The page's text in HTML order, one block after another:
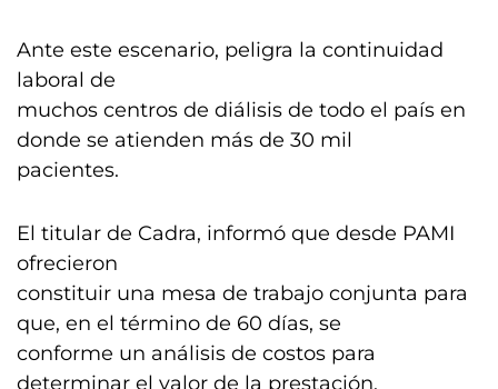
Ante este escenario, peligra la continuidad
laboral de
muchos centros de diálisis de todo el país en
donde se atienden más de 30 mil
pacientes.
El titular de Cadra, informó que desde PAMI
ofrecieron
constituir una mesa de trabajo conjunta para
que, en el término de 60 días, se
conforme un análisis de costos para
determinar el valor de la prestación,